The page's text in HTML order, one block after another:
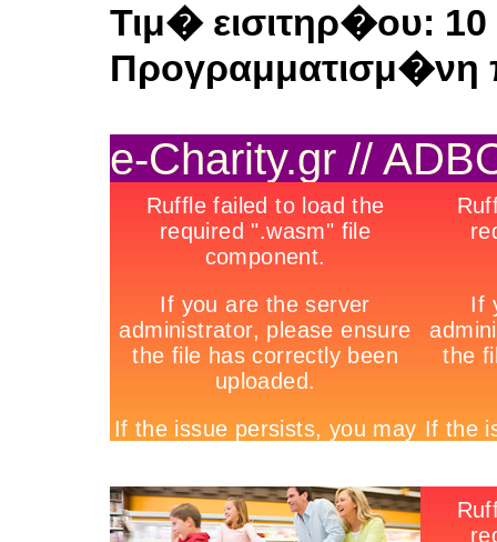
Τιμ� εισιτηρ�ου:
e-Charity.gr //